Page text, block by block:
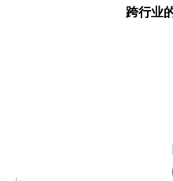
跨行业